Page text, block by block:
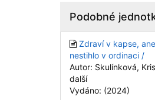
Podobné
Zdraví v kapse,
nestihlo v ordinaci /
Autor: Skulínková,
další
Vydáno: (2024)